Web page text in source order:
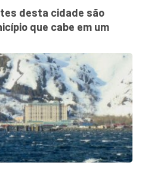
desta cidade são
que cabe em um